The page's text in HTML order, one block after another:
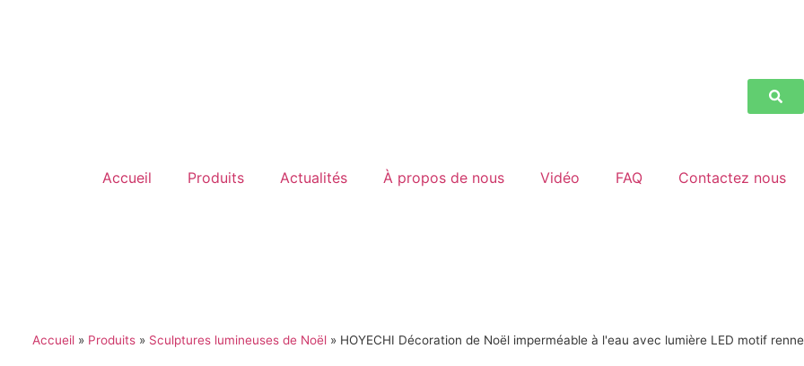
Accueil Produits Actualités À propos de nous Vidéo FAQ Contactez nous
Accueil » Produits » Sculptures lumineuses de Noël » HOYECHI Décoration de Noël imperméable à l'eau avec lumière LED motif renne